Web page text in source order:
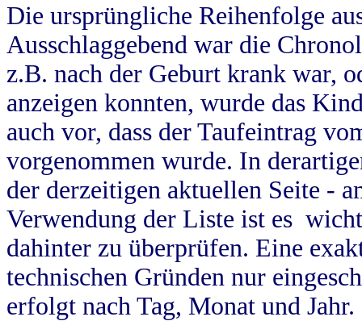
Die ursprüngliche Reihenfolge
Ausschlaggebend war die
z.B. nach der Geburt krank war,
anzeigen konnten, wurde das
auch vor, dass der Taufeintrag
vorgenommen wurde. In
der derzeitigen aktuellen Seite -
Verwendung der Liste ist es
dahinter zu überprüfen. Eine
technischen Gründen nur
erfolgt nach Tag, Monat und Jahr.